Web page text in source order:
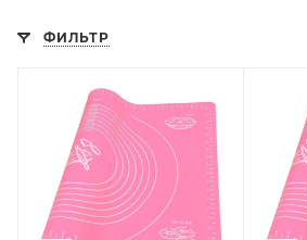
ФИЛЬТР